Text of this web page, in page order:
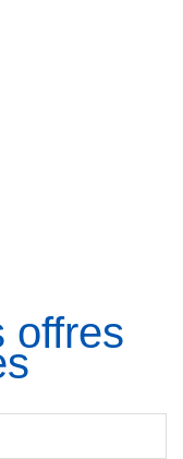
offres